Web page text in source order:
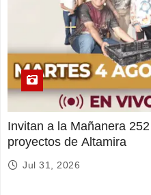
Invitan a la Mañanera
proyectos de Altamira
Jul 31, 2026